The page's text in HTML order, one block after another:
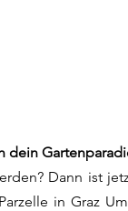
dein
Dann ist
in Graz